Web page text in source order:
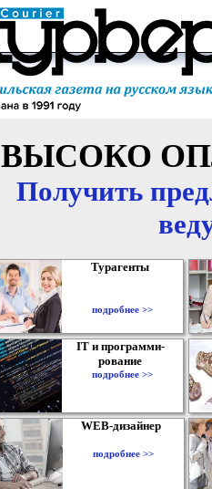
ВЫСОКО
Получить
Турагенты
подробнее >>
IT и программи-
рование
подробнее >>
WEB-дизайнер
подробнее >>